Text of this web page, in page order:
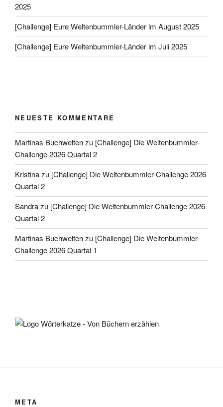
2025
[Challenge] Eure Weltenbummler-Länder im August 2025
[Challenge] Eure Weltenbummler-Länder im Juli 2025
NEUESTE KOMMENTARE
Martinas Buchweltenzu [Challenge] Die Weltenbummler-
Challenge 2026 Quartal 2
Kristinazu [Challenge] Die Weltenbummler-Challenge 2026
Quartal 2
Sandrazu [Challenge] Die Weltenbummler-Challenge 2026
Quartal 2
Martinas Buchweltenzu [Challenge] Die Weltenbummler-
Challenge 2026 Quartal 1
META